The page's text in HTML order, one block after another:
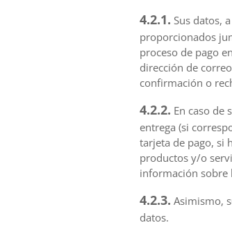
4.2.1. Sus datos,
proporcionados
proceso de pago
dirección de
confirmación o
4.2.2. En caso de
entrega (si
tarjeta de pago, si
productos y/o
información sobre
4.2.3. Asimismo,
datos.